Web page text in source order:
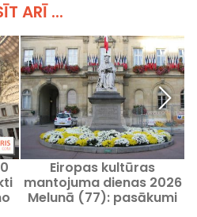
ARĪ ...
Eiropas kultūras
mantojuma dienas 2026
Melunā (77): pasākumi